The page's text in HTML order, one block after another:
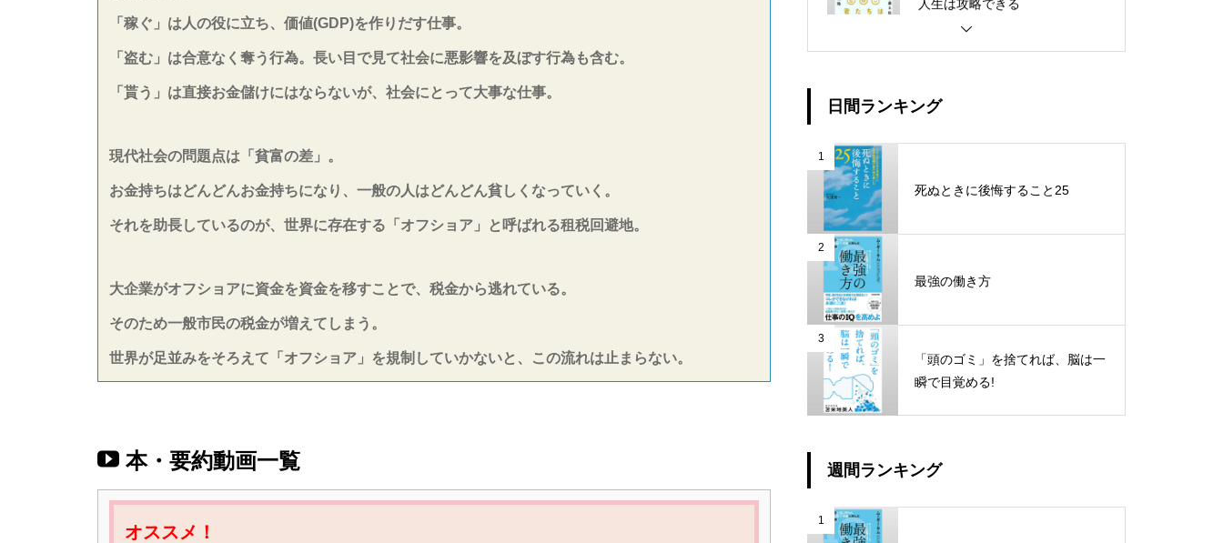
「稼ぐ」は人の役に立ち、価値(GDP)を作りだす仕事。
「盗む」は合意なく奪う行為。長い目で見て社会に悪影響を及ぼす行為も含む。
「貰う」は直接お金儲けにはならないが、社会にとって大事な仕事。
現代社会の問題点は「貧富の差」。
お金持ちはどんどんお金持ちになり、一般の人はどんどん貧しくなっていく。
それを助長しているのが、世界に存在する「オフショア」と呼ばれる租税回避地。
大企業がオフショアに資金を資金を移すことで、税金から逃れている。
そのため一般市民の税金が増えてしまう。
世界が足並みをそろえて「オフショア」を規制していかないと、この流れは止まらない。
本・要約動画一覧
オススメ！
2%を稼ぐランディングページの
作り方
日本の真相！知らないと「殺さ
日間ランキング
1
死ぬときに後悔すること25
2
最強の働き方
3
「頭のゴミ」を捨てれば、脳は一
瞬で目覚める!
週間ランキング
1